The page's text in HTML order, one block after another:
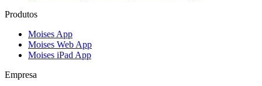
Produtos
Moises App
Moises Web App
Moises iPad App
Empresa